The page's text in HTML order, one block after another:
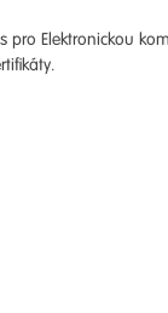
pro Elektronickou